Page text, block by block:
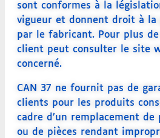
sont conformes à la
vigueur et donnent droit à la
par le fabricant. Pour plus
client peut consulter le site
concerné.
CAN 37 ne fournit pas de
clients pour les produits
cadre d’un remplacement
ou de pièces rendant